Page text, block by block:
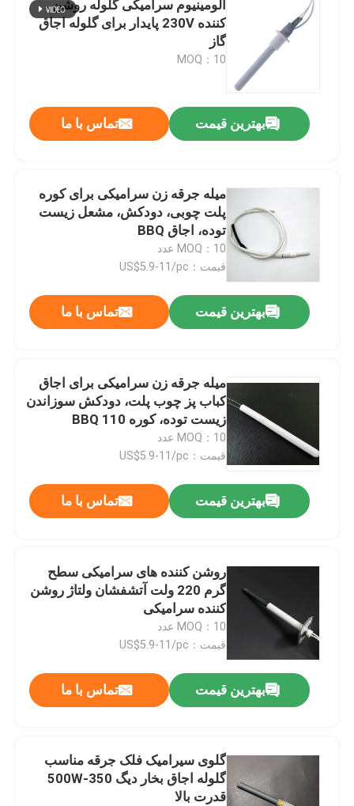
دستگاه اوزون تجاری
دستگاه ازن قابل حمل
مقاومت ولتاژ بالا
آلومینیوم سرامیکی گلوله روشن
کننده 230V پایدار برای گلوله اجاق
گاز
MOQ：10
بهترین قیمت تماس با ما
میله جرقه زن سرامیکی برای کوره
پلت چوبی، دودکش، مشعل زیست
توده، اجاق BBQ
MOQ：10 عدد
قیمت：US$5.9-11/pc
بهترین قیمت تماس با ما
میله جرقه زن سرامیکی برای اجاق
کباب پز چوب پلت، دودکش سوزاندن
زیست توده، کوره BBQ 110
ولت/120 ولت 120 وات
MOQ：10 عدد
قیمت：US$5.9-11/pc
بهترین قیمت تماس با ما
روشن کننده های سرامیکی سطح
گرم 220 ولت آتشفشان ولتاژ روشن
کننده سرامیکی
MOQ：10 عدد
قیمت：US$5.9-11/pc
بهترین قیمت تماس با ما
گلوی سیرامیک فلک جرقه مناسب
گلوله اجاق بخار دیگ 350-500W
قدرت بالا